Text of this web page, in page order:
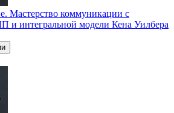
Мастерство коммуникации с
интегральной модели Кена Уилбера